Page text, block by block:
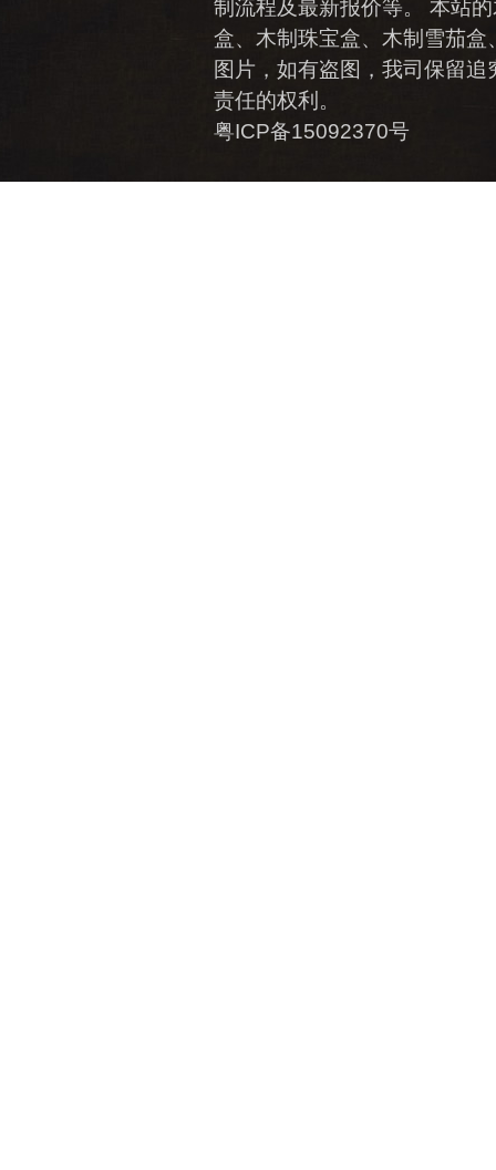
制流程及最新报价等。 本站
盒、木制珠宝盒、木制雪茄
图片，如有盗图，我司保留追
责任的权利。
粤ICP备15092370号